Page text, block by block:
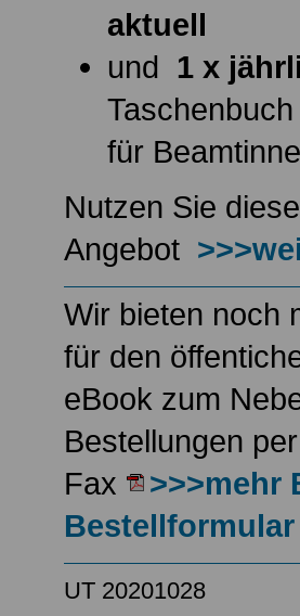
aktuell
und 1 x
Taschenbuch
für
Nutzen Sie
Angebot
Wir bieten noch
für den
eBook zum
Bestellungen
Fax
>>>mehr
Bestellformular
UT 20201028